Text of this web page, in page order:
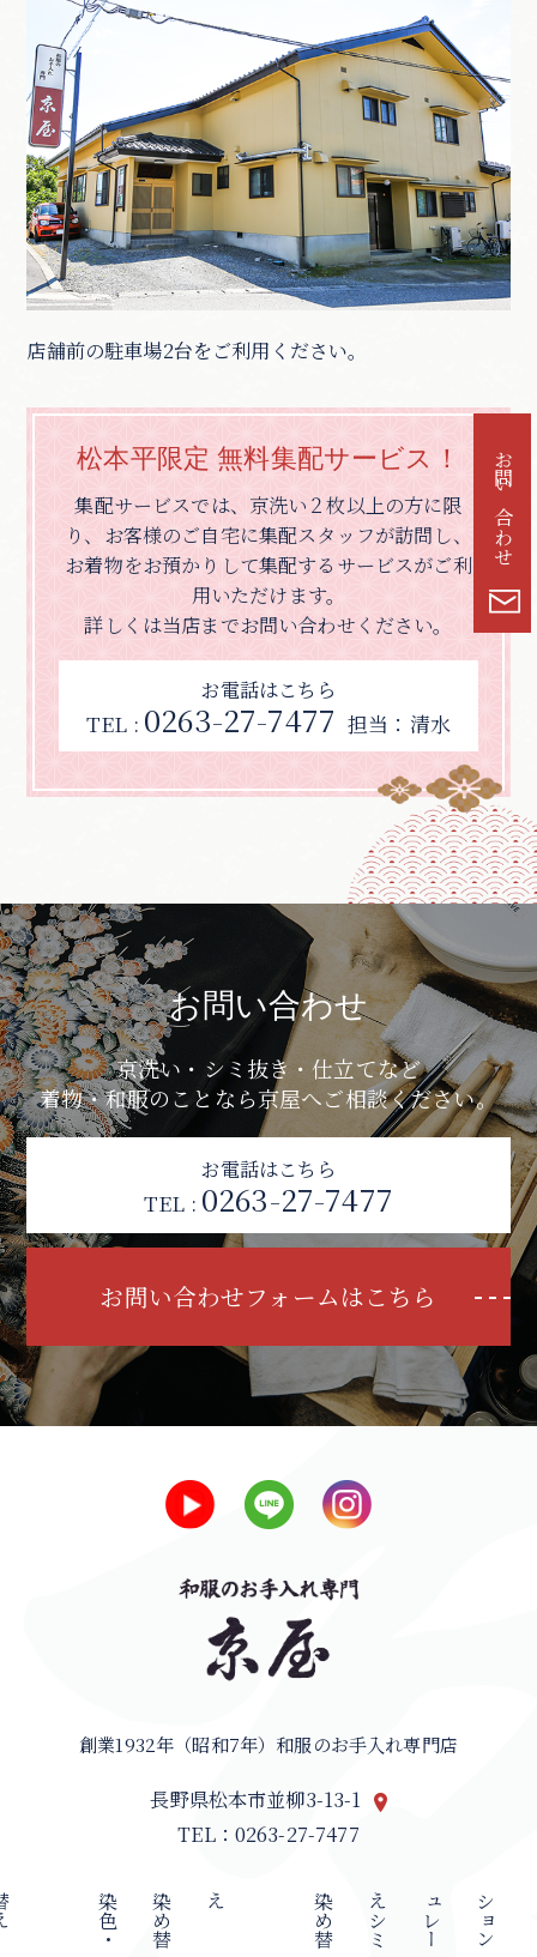
お問い合わせ
店舗前の駐車場2台をご利用ください。
松本平限定 無料集配サービス！
集配サービスでは、京洗い２枚以上の方に限
り、 お客様のご自宅に集配スタッフが訪問し、
お着物をお預かりして集配するサービスがご利
用いただけます。
詳しくは当店までお問い合わせください。
お電話はこちら
TEL : 0263-27-7477 担当：清水
お問い合わせ
京洗い・シミ抜き・仕立てなど
着物・和服のことなら京屋へご相談ください。
お電話はこちら
TEL : 0263-27-7477
お問い合わせフォームはこちら
創業1932年（昭和7年）和服のお手入れ専門店
長野県松本市並柳3-13-1
TEL：0263-27-7477
染
色
・
染
め
替 え 染
め
替
え
シ
ミ
ュ
レ
ー
シ
ョ ン